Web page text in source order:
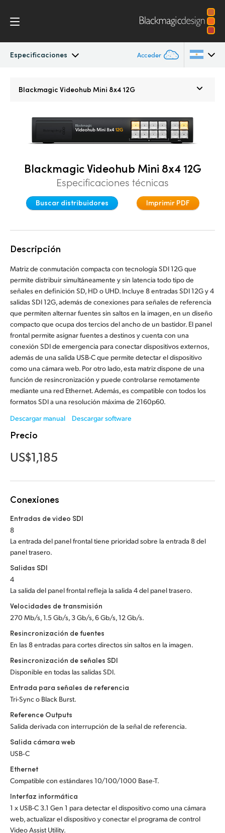
Especificaciones Acceder
Canada
Denmark
Germany
Hong Kong SAR, China
India
Italy
Japan
Netherlands
Poland
Portugal
España
Chinese Taipei
UAE
Ukraine
Blackmagic Videohub Mini 8x4 12G
Blackmagic Videohub Mini 8x4 12G
Especificaciones técnicas
Buscar distribuidores Imprimir PDF
Descripción
Matriz de conmutación compacta con tecnología SDI 12G que
permite distribuir simultáneamente y sin latencia todo tipo de
señales en definición SD, HD o UHD. Incluye 8 entradas SDI 12G y 4
salidas SDI 12G, además de conexiones para señales de referencia
que permiten alternar fuentes sin saltos en la imagen, en un diseño
compacto que ocupa dos tercios del ancho de un bastidor. El panel
frontal permite asignar fuentes a destinos y cuenta con una
conexión SDI de emergencia para conectar dispositivos externos,
además de una salida USB-C que permite detectar el dispositivo
como una cámara web. Por otro lado, esta matriz dispone de una
función de resincronización y puede controlarse remotamente
mediante una red Ethernet. Además, es compatible con todos los
formatos SDI a una resolución máxima de 2160p60.
Descargar manual
Descargar software
Precio
US$1,185
Conexiones
Entradas de video SDI
8
La entrada del panel frontal tiene prioridad sobre la entrada 8 del
panel trasero.
Salidas SDI
4
La salida del panel frontal refleja la salida 4 del panel trasero.
Velocidades de transmisión
270 Mb/s, 1.5 Gb/s, 3 Gb/s, 6 Gb/s, 12 Gb/s.
Resincronización de fuentes
En las 8 entradas para cortes directos sin saltos en la imagen.
Resincronización de señales SDI
Disponible en todas las salidas SDI.
Entrada para señales de referencia
Tri-Sync o Black Burst.
Reference Outputs
Salida derivada con interrupción de la señal de referencia.
Salida cámara web
USB‑C
Ethernet
Compatible con estándares 10/100/1000 Base-T.
Interfaz informática
1 x USB-C 3.1 Gen 1 para detectar el dispositivo como una cámara
web, actualizar el dispositivo y conectar el programa de control
Video Assist Utility.